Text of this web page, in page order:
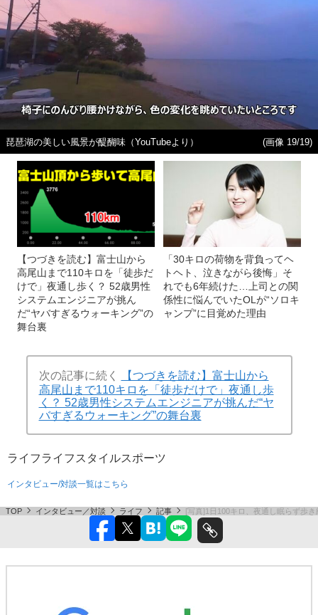
【つづきを読む】富士山から
高尾山まで110キロを「徒歩だ
けで」夜通し歩く？ 52歳男性
システムエンジニアが挑ん
だ“ヤバすぎるウォーキング”の
舞台裏
「30キロの荷物を背負ってヘ
トヘト、泣きながら後悔」そ
れでも6年続けた…上司との関
係性に悩んでいたOLが“ソロキ
ャンプ”に目覚めた理由
次の記事に続く 【つづきを読む】富士山から
高尾山まで110キロを「徒歩だけで」夜通し歩
く？ 52歳男性システムエンジニアが挑んだ“ヤ
バすぎるウォーキング”の舞台裏
ライフ ライフスタイル スポーツ
インタビュー／対談 ライフ 記事 [写真]1日100キロ、夜通し眠らず歩